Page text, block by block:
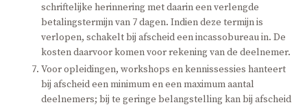
schriftelijke herinnering met daarin een verlengde
betalingstermijn van 7 dagen. Indien deze termijn is
verlopen, schakelt bij afscheid een incassobureau in. De
kosten daarvoor komen voor rekening van de deelnemer.
Voor opleidingen, workshops en kennissessies hanteert
bij afscheid een minimum en een maximum aantal
deelnemers; bij te geringe belangstelling kan bij afscheid